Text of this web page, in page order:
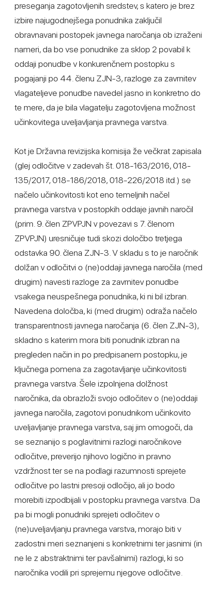
preseganja zagotovljenih sredstev, s katero je brez
izbire najugodnejšega ponudnika zaključil
obravnavani postopek javnega naročanja ob izraženi
nameri, da bo vse ponudnike za sklop 2 povabil k
oddaji ponudbe v konkurenčnem postopku s
pogajanji po 44. členu ZJN-3, razloge za zavrnitev
vlagateljeve ponudbe navedel jasno in konkretno do
te mere, da je bila vlagatelju zagotovljena možnost
učinkovitega uveljavljanja pravnega varstva.
Kot je Državna revizijska komisija že večkrat zapisala
(glej odločitve v zadevah št. 018-163/2016, 018-
135/2017, 018-186/2018, 018-226/2018 itd.) se
načelo učinkovitosti kot eno temeljnih načel
pravnega varstva v postopkih oddaje javnih naročil
(prim. 9. člen ZPVPJN v povezavi s 7. členom
ZPVPJN) uresničuje tudi skozi določbo tretjega
odstavka 90. člena ZJN-3. V skladu s to je naročnik
dolžan v odločitvi o (ne)oddaji javnega naročila (med
drugim) navesti razloge za zavrnitev ponudbe
vsakega neuspešnega ponudnika, ki ni bil izbran.
Navedena določba, ki (med drugim) odraža načelo
transparentnosti javnega naročanja (6. člen ZJN-3),
skladno s katerim mora biti ponudnik izbran na
pregleden način in po predpisanem postopku, je
ključnega pomena za zagotavljanje učinkovitosti
pravnega varstva. Šele izpolnjena dolžnost
naročnika, da obrazloži svojo odločitev o (ne)oddaji
javnega naročila, zagotovi ponudnikom učinkovito
uveljavljanje pravnega varstva, saj jim omogoči, da
se seznanijo s poglavitnimi razlogi naročnikove
odločitve, preverijo njihovo logično in pravno
vzdržnost ter se na podlagi razumnosti sprejete
odločitve po lastni presoji odločijo, ali jo bodo
morebiti izpodbijali v postopku pravnega varstva. Da
pa bi mogli ponudniki sprejeti odločitev o
(ne)uveljavljanju pravnega varstva, morajo biti v
zadostni meri seznanjeni s konkretnimi ter jasnimi (in
ne le z abstraktnimi ter pavšalnimi) razlogi, ki so
naročnika vodili pri sprejemu njegove odločitve.